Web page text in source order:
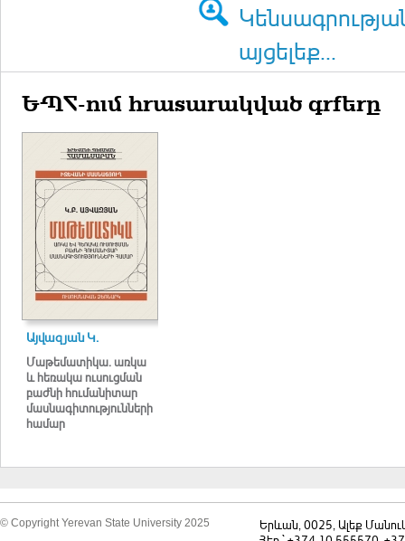
այցելեք...
ԵՊՀ-ում հրատարակված գրքերը
Այվազյան Կ.
Մաթեմատիկա. առկա
և հեռակա ուսուցման
բաժնի հումանիտար
մասնագիտությունների
համար
© Copyright Yerevan State University 2025
Երևան, 0025, Ալեք